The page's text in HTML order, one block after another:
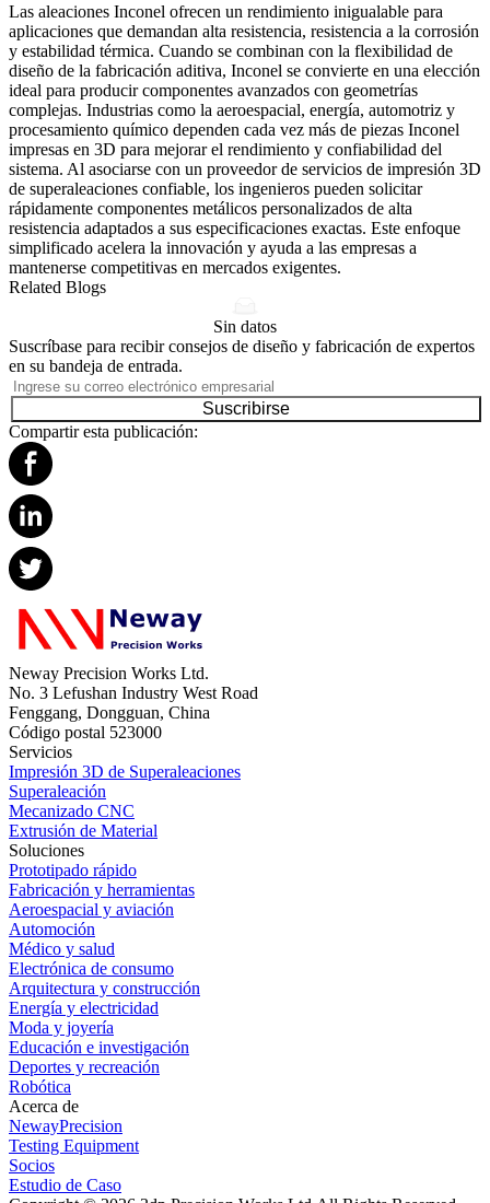
Las aleaciones Inconel ofrecen un rendimiento inigualable para
aplicaciones que demandan alta resistencia, resistencia a la corrosión
y estabilidad térmica. Cuando se combinan con la flexibilidad de
diseño de la fabricación aditiva, Inconel se convierte en una elección
ideal para producir componentes avanzados con geometrías
complejas. Industrias como la aeroespacial, energía, automotriz y
procesamiento químico dependen cada vez más de piezas Inconel
impresas en 3D para mejorar el rendimiento y confiabilidad del
sistema. Al asociarse con un proveedor de servicios de impresión 3D
de superaleaciones confiable, los ingenieros pueden solicitar
rápidamente componentes metálicos personalizados de alta
resistencia adaptados a sus especificaciones exactas. Este enfoque
simplificado acelera la innovación y ayuda a las empresas a
mantenerse competitivas en mercados exigentes.
Related Blogs
Sin datos
Suscríbase para recibir consejos de diseño y fabricación de expertos
en su bandeja de entrada.
Suscribirse
Compartir esta publicación:
Neway Precision Works Ltd.
No. 3 Lefushan Industry West Road
Fenggang, Dongguan, China
Código postal 523000
Servicios
Impresión 3D de Superaleaciones
Superaleación
Mecanizado CNC
Extrusión de Material
Soluciones
Prototipado rápido
Fabricación y herramientas
Aeroespacial y aviación
Automoción
Médico y salud
Electrónica de consumo
Arquitectura y construcción
Energía y electricidad
Moda y joyería
Educación e investigación
Deportes y recreación
Robótica
Acerca de
NewayPrecision
Testing Equipment
Socios
Estudio de Caso